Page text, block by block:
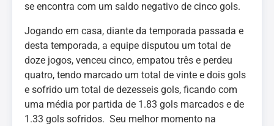
se encontra com um saldo negativo de cinco gols.
Jogando em casa, diante da temporada passada e
desta temporada, a equipe disputou um total de
doze jogos, venceu cinco, empatou três e perdeu
quatro, tendo marcado um total de vinte e dois gols
e sofrido um total de dezesseis gols, ficando com
uma média por partida de 1.83 gols marcados e de
1.33 gols sofridos. Seu melhor momento na